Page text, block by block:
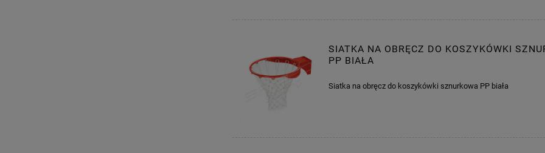
SIATKA NA OBRĘCZ DO KOSZYKÓWKI
PP BIAŁA
Siatka na obręcz do koszykówki sznurkowa PP biała